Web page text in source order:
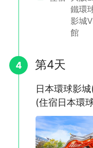
鐵環
影城
館
4 第4天
日本環球影
(住宿日本環